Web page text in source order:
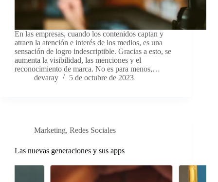
En las empresas, cuando los contenidos captan y
atraen la atención e interés de los medios, es una
sensación de logro indescriptible. Gracias a esto, se
aumenta la visibilidad, las menciones y el
reconocimiento de marca. No es para menos,…
devaray
5 de octubre de 2023
Marketing, Redes Sociales
Las nuevas generaciones y sus apps